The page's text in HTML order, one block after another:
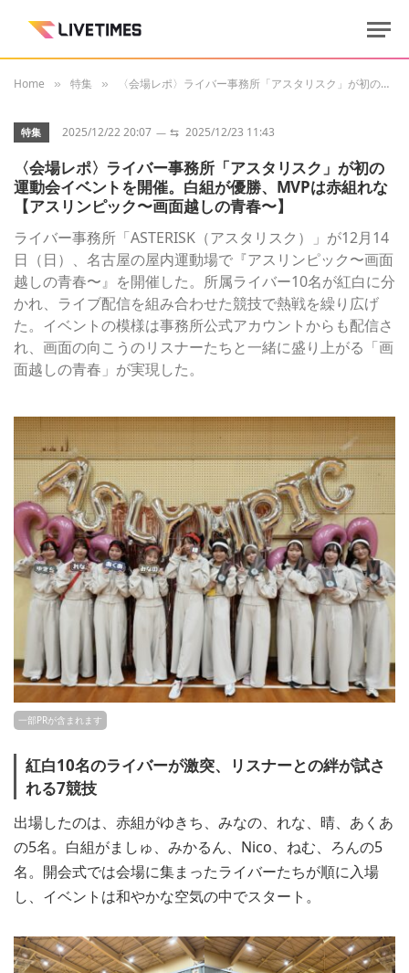
Home » 特集 » 〈会場レポ〉ライバー事務所「アスタリスク」が初の運動会イベントを開催。白組が優勝、MVPは赤組れな【アスリンピック〜画面越しの青春〜】
特集 2025/12/22 20:07 ⇆ 2025/12/23 11:43
〈会場レポ〉ライバー事務所「アスタリスク」が初の
運動会イベントを開催。白組が優勝、MVPは赤組れな
【アスリンピック〜画面越しの青春〜】
ライバー事務所「ASTERISK（アスタリスク）」が12月14
日（日）、名古屋の屋内運動場で『アスリンピック〜画面
越しの青春〜』を開催した。所属ライバー10名が紅白に分
かれ、ライブ配信を組み合わせた競技で熱戦を繰り広げ
た。イベントの模様は事務所公式アカウントからも配信さ
れ、画面の向こうのリスナーたちと一緒に盛り上がる「画
面越しの青春」が実現した。
一部PRが含まれます
紅白10名のライバーが激突、リスナーとの絆が試さ
れる7競技
出場したのは、赤組がゆきち、みなの、れな、晴、あくあ
の5名。白組がましゅ、みかるん、Nico、ねむ、ろんの5
名。開会式では会場に集まったライバーたちが順に入場
し、イベントは和やかな空気の中でスタート。